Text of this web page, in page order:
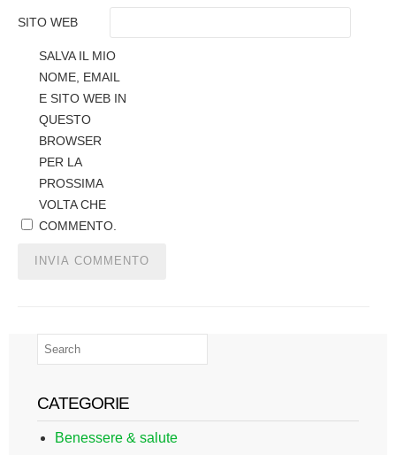
SITO WEB
SALVA IL MIO
NOME, EMAIL
E SITO WEB IN
QUESTO
BROWSER
PER LA
PROSSIMA
VOLTA CHE
COMMENTO.
CATEGORIE
Benessere & salute